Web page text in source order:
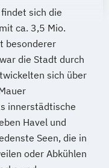
sich die
ca. 3,5 Mio.
besonderer
die Stadt durch
sich über
innerstädtische
Havel und
Seen, die in
oder Abkühlen